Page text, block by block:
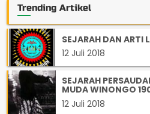
Trending Artikel
SEJARAH DAN ARTI
12 Juli 2018
SEJARAH
MUDA WINONGO
12 Juli 2018